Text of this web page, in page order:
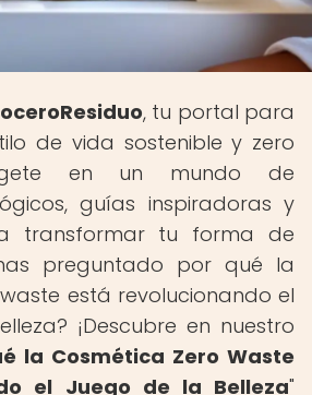
, tu portal para
de vida sostenible y zero
en un mundo de
guías inspiradoras y
transformar tu forma de
preguntado por qué la
está revolucionando el
¡Descubre en nuestro
la Cosmética Zero Waste
el Juego de la Belleza"